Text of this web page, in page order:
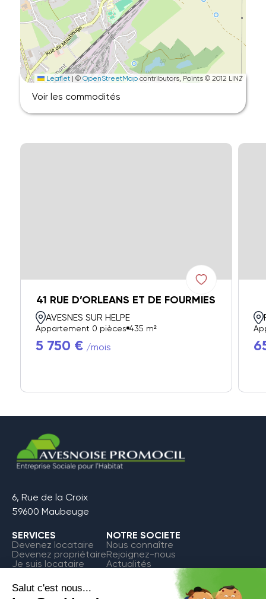
Leaflet | ©OpenStreetMap contributors, Points © 2012 LINZ
Voir les commodités
41 RUE D’ORLEANS ET DE FOURMIES
AVESNES SUR HELPE
Appartement 0 pièces 435 m²
5 750 € /mois
6, Rue de la Croix
59600 Maubeuge
SERVICES
Devenez locataire
Devenez propriétaire
Je suis locataire
NOTRE SOCIETE
Nous connaître
Rejoignez-nous
Actualités